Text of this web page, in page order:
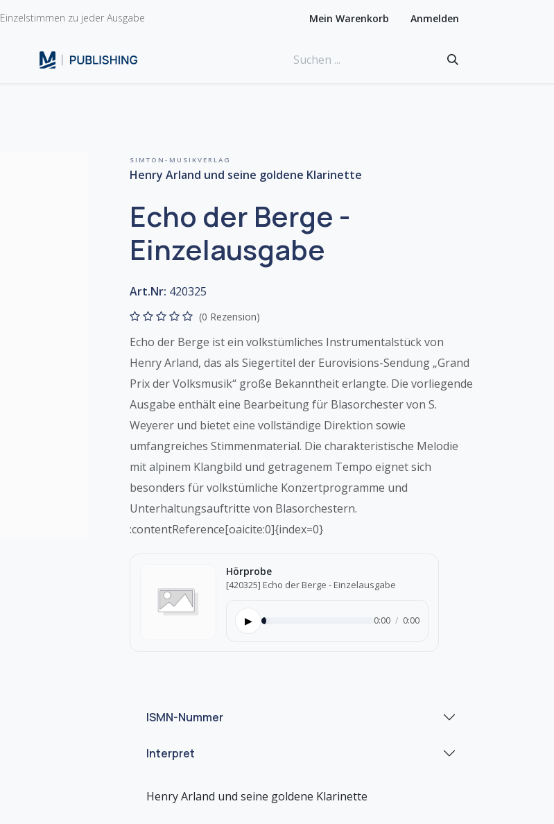
Einzelstimmen zu jeder Ausgabe Mein Warenkorb Anmelden
SIMTON-MUSIKVERLAG
Henry Arland und seine goldene Klarinette
Echo der Berge -
Einzelausgabe
Art.Nr: 420325
(0 Rezension)
Echo der Berge ist ein volkstümliches Instrumentalstück von
Henry Arland, das als Siegertitel der Eurovisions-Sendung „Grand
Prix der Volksmusik“ große Bekanntheit erlangte. Die vorliegende
Ausgabe enthält eine Bearbeitung für Blasorchester von S.
Weyerer und bietet eine vollständige Direktion sowie
umfangreiches Stimmenmaterial. Die charakteristische Melodie
mit alpinem Klangbild und getragenem Tempo eignet sich
besonders für volkstümliche Konzertprogramme und
Unterhaltungsauftritte von Blasorchestern.
:contentReference[oaicite:0]{index=0}
Hörprobe
[420325] Echo der Berge - Einzelausgabe
▶ 0:00 / 0:00
ISMN-Nummer
Interpret